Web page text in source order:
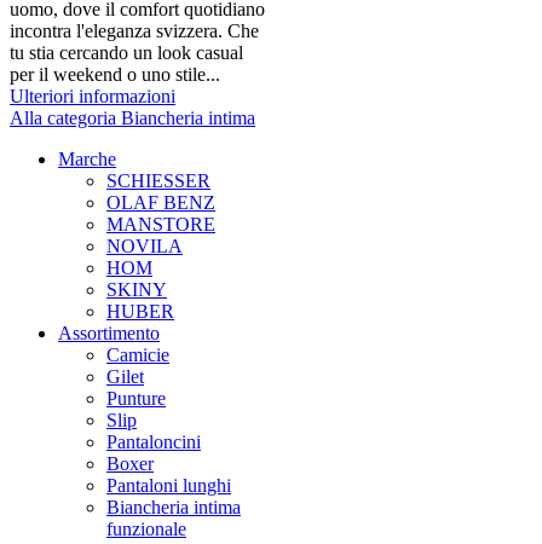
uomo, dove il comfort quotidiano
incontra l'eleganza svizzera. Che
tu stia cercando un look casual
per il weekend o uno stile...
Ulteriori informazioni
Alla categoria Biancheria intima
Marche
SCHIESSER
OLAF BENZ
MANSTORE
NOVILA
HOM
SKINY
HUBER
Assortimento
Camicie
Gilet
Punture
Slip
Pantaloncini
Boxer
Pantaloni lunghi
Biancheria intima
funzionale